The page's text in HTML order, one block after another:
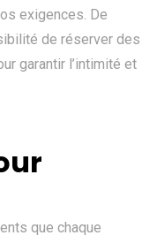
exigences. De
de réserver des
garantir l’intimité et
que chaque